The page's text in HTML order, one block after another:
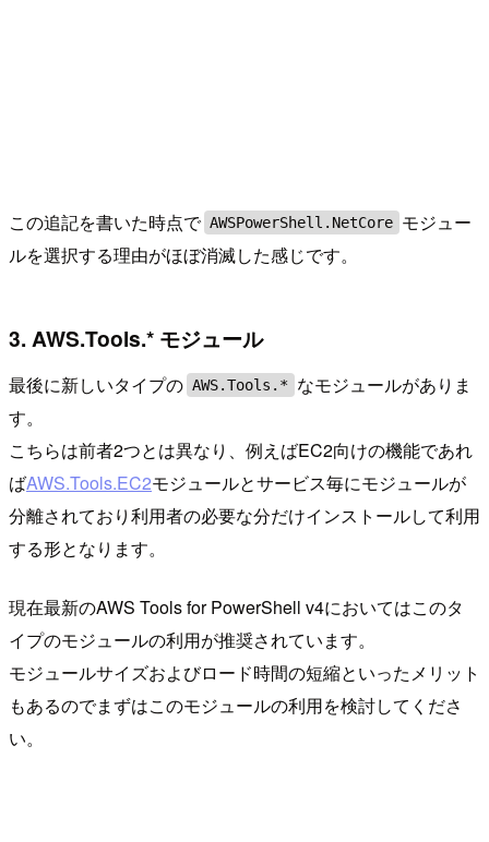
この追記を書いた時点で AWSPowerShell.NetCore モジュー
ルを選択する理由がほぼ消滅した感じです。
3. AWS.Tools.* モジュール
最後に新しいタイプの AWS.Tools.*
なモジュールがありま
す。
こちらは前者2つとは異なり、例えばEC2向けの機能であれ
ばAWS.Tools.EC2モジュールとサービス毎にモジュールが
分離されており利用者の必要な分だけインストールして利用
する形となります。
現在最新のAWS Tools for PowerShell v4においてはこのタ
イプのモジュールの利用が推奨されています。
モジュールサイズおよびロード時間の短縮といったメリット
もあるのでまずはこのモジュールの利用を検討してくださ
い。